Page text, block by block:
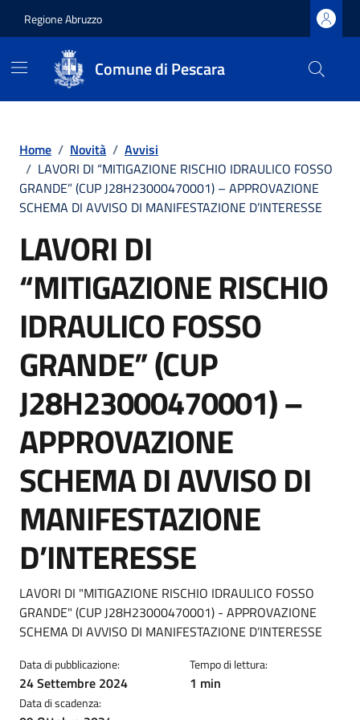
Regione Abruzzo
Comune di Pescara
Home / Novità / Avvisi
/ LAVORI DI “MITIGAZIONE RISCHIO IDRAULICO FOSSO
GRANDE” (CUP J28H23000470001) – APPROVAZIONE
SCHEMA DI AVVISO DI MANIFESTAZIONE D’INTERESSE
LAVORI DI
“MITIGAZIONE RISCHIO
IDRAULICO FOSSO
GRANDE” (CUP
J28H23000470001) –
APPROVAZIONE
SCHEMA DI AVVISO DI
MANIFESTAZIONE
D’INTERESSE
Dettagli della notizia
LAVORI DI "MITIGAZIONE RISCHIO IDRAULICO FOSSO
GRANDE" (CUP J28H23000470001) - APPROVAZIONE
SCHEMA DI AVVISO DI MANIFESTAZIONE D’INTERESSE
Data di pubblicazione:
24 Settembre 2024
Data di scadenza:
Tempo di lettura:
1 min